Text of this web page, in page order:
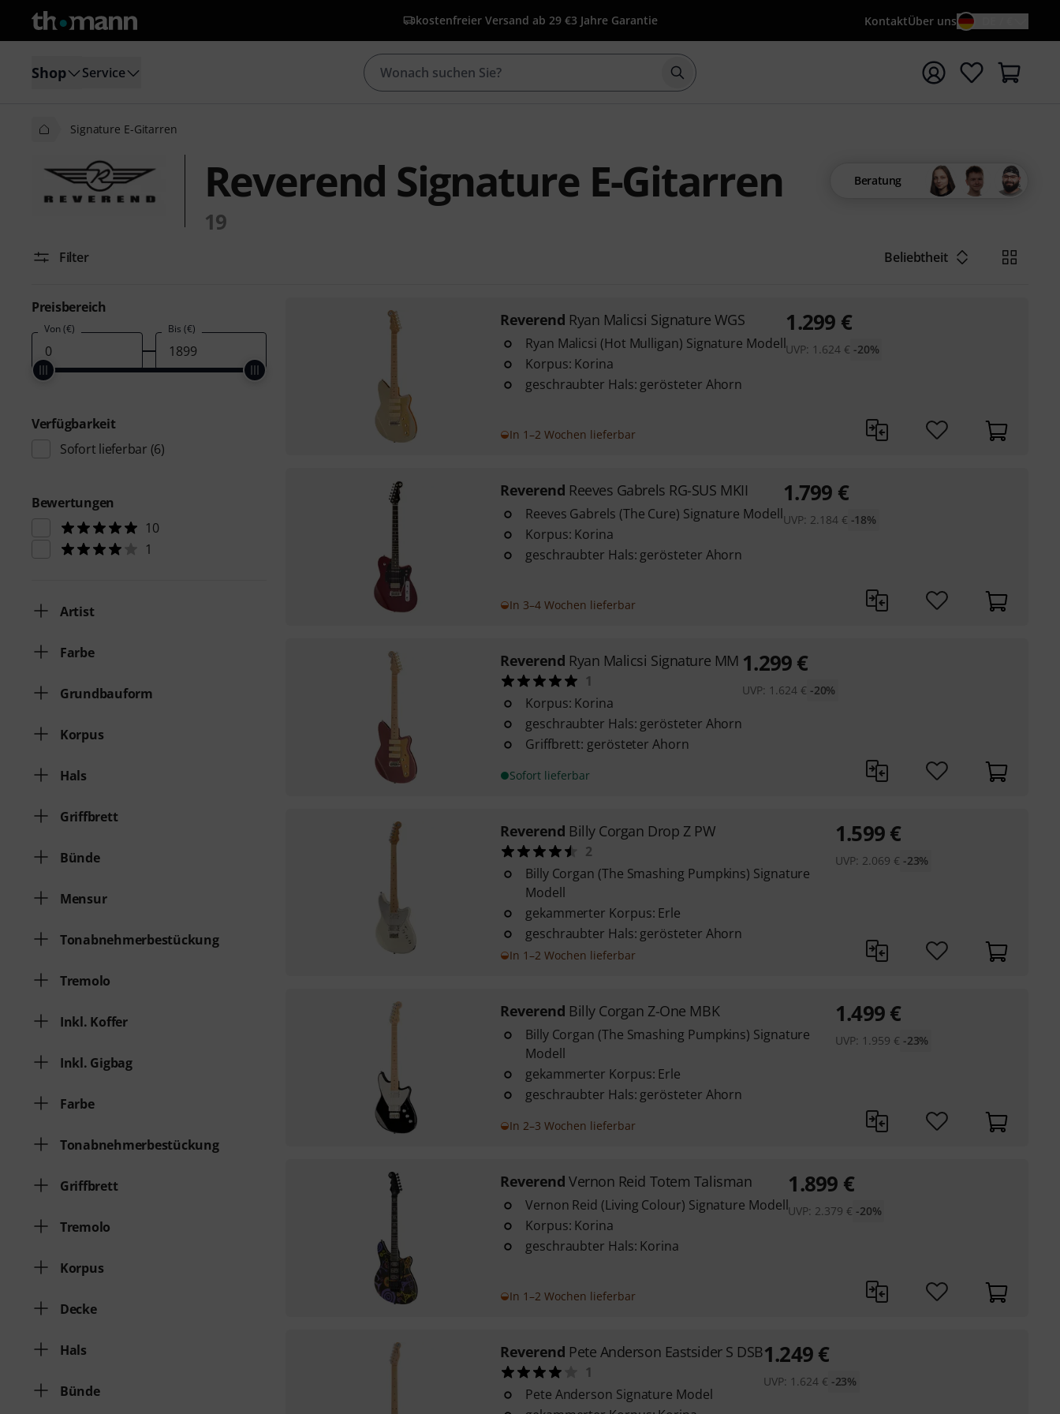
kostenfreier Versand ab 29 €3 Jahre Garantie KontaktÜber uns
Shop Service Suche mit Suchwort {searchTerm} starten
Signature E-Gitarren
Reverend Signature E-Gitarren
19
Beratung
Filter Beliebtheit
Preisbereich
Von (€) Bis (€)
Verfügbarkeit
Sofort lieferbar (6)
Bewertungen
10
1
Artist
Farbe
Grundbauform
Korpus
Hals
Griffbrett
Bünde
Mensur
Tonabnehmerbestückung
Tremolo
Inkl. Koffer
Inkl. Gigbag
Farbe
Tonabnehmerbestückung
Griffbrett
Tremolo
Korpus
Decke
Hals
Bünde
Reverend Ryan Malicsi Signature WGS
Ryan Malicsi (Hot Mulligan) Signature Modell
Korpus: Korina
geschraubter Hals: gerösteter Ahorn
In 1–2 Wochen lieferbar
1.299 €
UVP: 1.624 € -20%
Reverend Reeves Gabrels RG-SUS MKII
Reeves Gabrels (The Cure) Signature Modell
Korpus: Korina
geschraubter Hals: gerösteter Ahorn
In 3–4 Wochen lieferbar
1.799 €
UVP: 2.184 € -18%
Reverend Ryan Malicsi Signature MM
1
Korpus: Korina
geschraubter Hals: gerösteter Ahorn
Griffbrett: gerösteter Ahorn
Sofort lieferbar
1.299€
UVP: 1.624 € -20%
Reverend Billy Corgan Drop Z PW
2
Billy Corgan (The Smashing Pumpkins) Signature
Modell
gekammerter Korpus: Erle
geschraubter Hals: gerösteter Ahorn
In 1–2 Wochen lieferbar
1.599€
UVP: 2.069 € -23%
Reverend Billy Corgan Z-One MBK
Billy Corgan (The Smashing Pumpkins) Signature
Modell
gekammerter Korpus: Erle
geschraubter Hals: gerösteter Ahorn
In 2–3 Wochen lieferbar
1.499€
UVP: 1.959 € -23%
Reverend Vernon Reid Totem Talisman
Vernon Reid (Living Colour) Signature Modell
Korpus: Korina
geschraubter Hals: Korina
In 1–2 Wochen lieferbar
1.899 €
UVP: 2.379 € -20%
Reverend Pete Anderson Eastsider S DSB
1
Pete Anderson Signature Model
1.249€
UVP: 1.624 € -23%